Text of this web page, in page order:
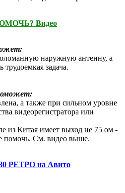
Видео
наружную антенну, а
задача.
а также при сильном уровне
видеорегистратора или
из Китая имеет выход не 75 ом -
помочь. См. видео выше.
РЕТРО на Авито